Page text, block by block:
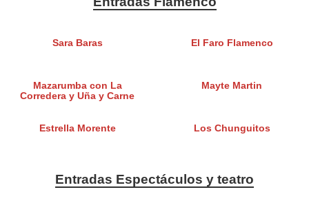
Sara Baras El Faro Flamenco
Mazarumba con La
Corredera y Uña y Carne
Mayte Martin
Estrella Morente Los Chunguitos
Entradas Espectáculos y teatro